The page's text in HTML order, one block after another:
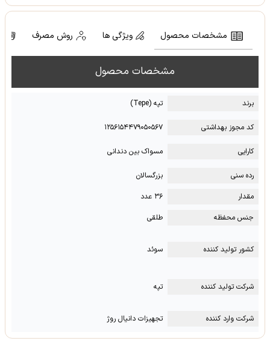
مشخصات محصول ویژگی ها روش مصرف
مشخصات محصول
برند تپه (Tepe)
کد مجوز بهداشتی ۱۲۵۶۱۵۴۴۷۹۰۵۰۵۶۷
کارایی مسواک بین دندانی
رده سنی
بزرگسالان
مقدار
۳۶ عدد
جنس محفظه
طلقی
کشور تولید کننده سوئد
شرکت تولید کننده تپه
شرکت وارد کننده تجهیزات دانیال روژ